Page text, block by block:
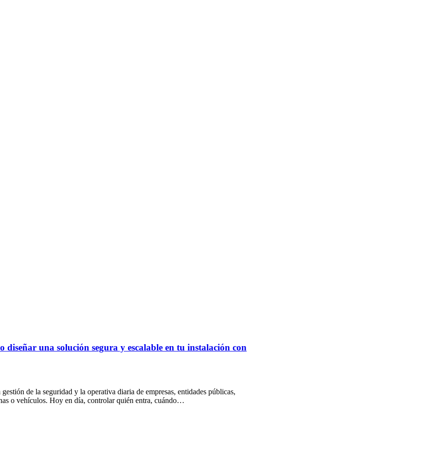
diseñar una solución segura y escalable en tu instalación con
de la seguridad y la operativa diaria de empresas, entidades públicas,
o vehículos. Hoy en día, controlar quién entra, cuándo…